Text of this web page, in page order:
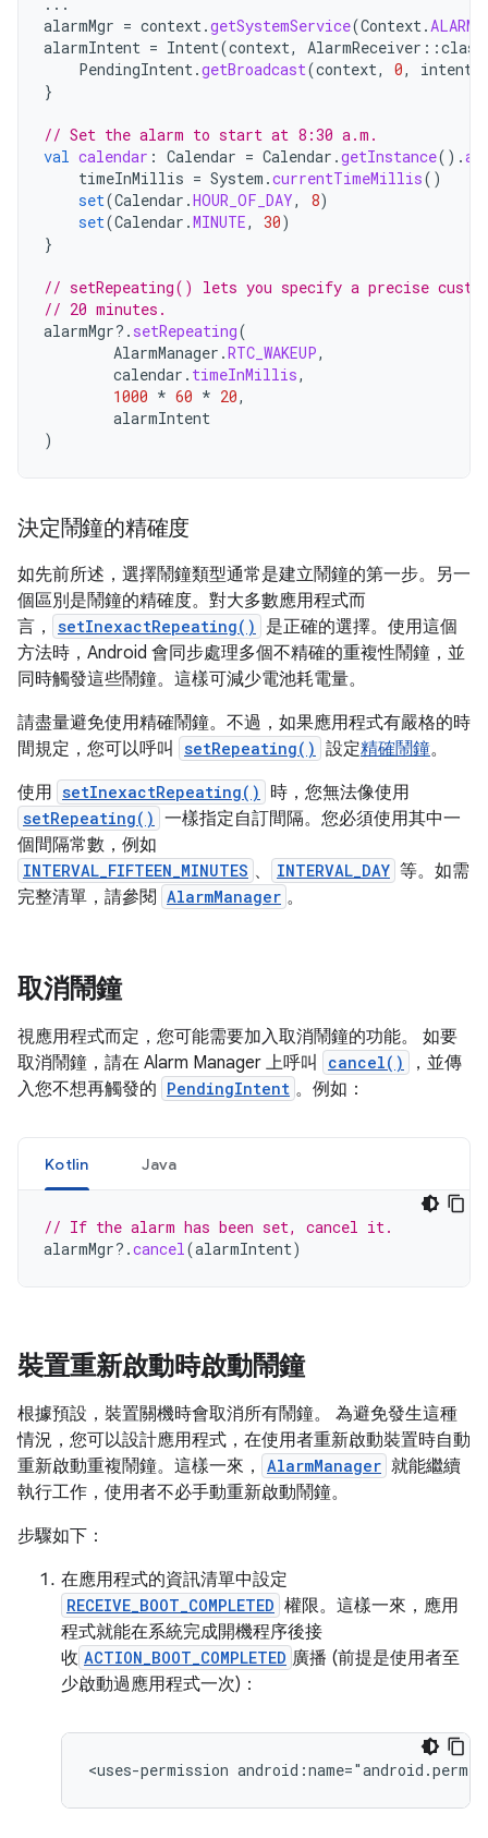
alarmMgr = context.getSystemService(Context.
alarmIntent = Intent(context, AlarmReceiver ::class
PendingIntent.getBroadcast(context, 0, intent
}
// Set the alarm to start at 8:30 a.m.
val calendar : Calendar = Calendar .getInstance().
timeInMillis = System .currentTimeMillis()
set(Calendar .HOUR_OF_DAY, 8)
set(Calendar .MINUTE, 30)
}
// setRepeating() lets you specify a precise
// 20 minutes.
alarmMgr?. setRepeating(
AlarmManager .RTC_WAKEUP,
calendar . timeInMillis,
1000 * 60 * 20,
alarmIntent
)
決定鬧鐘的精確度
如先前所述，選擇鬧鐘類型通常是建立鬧鐘的第一步。另一
個區別是鬧鐘的精確度。對大多數應用程式而
言，
setInexactRepeating()
是正確的選擇。使用這個
方法時，Android 會同步處理多個不精確的重複性鬧鐘，並
同時觸發這些鬧鐘。這樣可減少電池耗電量。
請盡量避免使用精確鬧鐘。不過，如果應用程式有嚴格的時
間規定，您可以呼叫
setRepeating() 設定精確鬧鐘。
使用 setInexactRepeating() 時，您無法像使用
setRepeating() 一樣指定自訂間隔。您必須使用其中一
個間隔常數，例如
INTERVAL_FIFTEEN_MINUTES 、 INTERVAL_DAY 等。如需
完整清單，請參閱 AlarmManager 。
取消鬧鐘
視應用程式而定，您可能需要加入取消鬧鐘的功能。 如要
取消鬧鐘，請在 Alarm Manager 上呼叫
cancel()
，並傳
入您不想再觸發的 PendingIntent 。例如：
Kotlin Java
// If the alarm has been set, cancel it.
alarmMgr?.cancel(alarmIntent)
裝置重新啟動時啟動鬧鐘
根據預設，裝置關機時會取消所有鬧鐘。 為避免發生這種
情況，您可以設計應用程式，在使用者重新啟動裝置時自動
重新啟動重複鬧鐘。這樣一來，
AlarmManager 就能繼續
執行工作，使用者不必手動重新啟動鬧鐘。
步驟如下：
在應用程式的資訊清單中設定
RECEIVE_BOOT_COMPLETED 權限。這樣一來，應用
程式就能在系統完成開機程序後接
收 ACTION_BOOT_COMPLETED 廣播 (前提是使用者至
少啟動過應用程式一次)：
<uses-permission